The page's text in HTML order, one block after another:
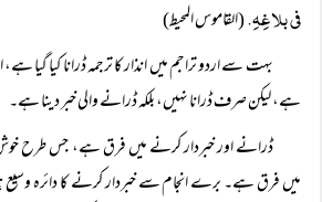
فی بلاغِہِ.(القاموس المحیط)
بہت سے اردو تراجم میں انذار کا ترجمہ ڈرانا کیا گیا
ہے، لیکن صرف ڈرانا نہیں، بلکہ ڈرانے والی خبر دینا ہے۔
ڈرانے اور خبردار کرنے میں فرق ہے، جس طرح
میں فرق ہے۔ برے انجام سے خبردار کرنے کا دائرہ